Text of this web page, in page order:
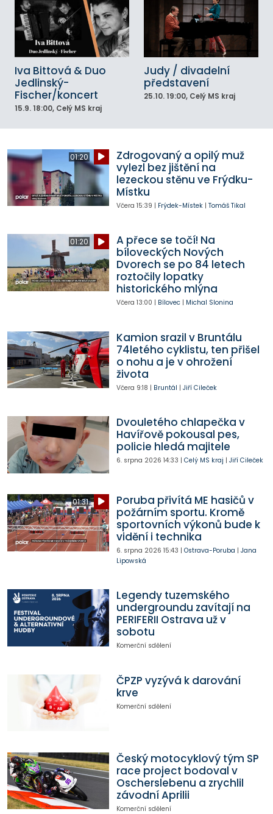
Iva Bittová & Duo
Jedlinský-
Fischer/koncert
15.9. 18:00, Celý MS kraj
Judy / divadelní
představení
25.10. 19:00, Celý MS kraj
01:20
Zdrogovaný a opilý muž
vylezl bez jištění na
lezeckou stěnu ve Frýdku-
Místku
Včera 15:39 | Frýdek-Místek| Tomáš Tikal
01:20
A přece se točí! Na
bíloveckých Nových
Dvorech se po 84 letech
roztočily lopatky
historického mlýna
Včera 13:00 | Bílovec| Michal Slonina
Kamion srazil v Bruntálu
74letého cyklistu, ten přišel
o nohu a je v ohrožení
života
Včera 9:18 | Bruntál | Jiří Cileček
Dvouletého chlapečka v
Havířově pokousal pes,
policie hledá majitele
6. srpna 2026 14:33 | Celý MS kraj | Jiří Cileček
01:31
Poruba přivítá ME hasičů v
požárním sportu. Kromě
sportovních výkonů bude k
vidění i technika
6. srpna 2026 15:43 | Ostrava-Poruba | Jana
Lipowská
Legendy tuzemského
undergroundu zavítají na
PERIFERII Ostrava už v
sobotu
Komerční sdělení
ČPZP vyzývá k darování
krve
Komerční sdělení
Český motocyklový tým SP
race project bodoval v
Oscherslebenu a zrychlil
závodní Aprilii
Komerční sdělení